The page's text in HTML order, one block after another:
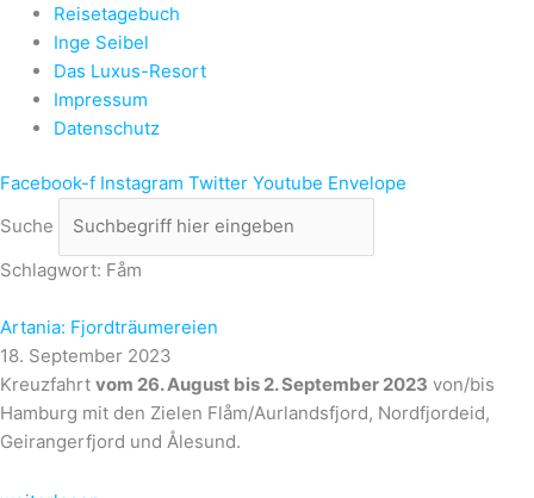
Reisetagebuch
Inge Seibel
Das Luxus-Resort
Impressum
Datenschutz
Facebook-f Instagram Twitter Youtube Envelope
Suche
Schlagwort: Fåm
Artania: Fjordträumereien
18. September 2023
Kreuzfahrt vom 26. August bis 2. September 2023 von/bis
Hamburg mit den Zielen Flåm/Aurlandsfjord, Nordfjordeid,
Geirangerfjord und Ålesund.